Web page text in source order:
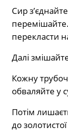
Сир
перекласти
Далі
Кожну
обваляйте у
Потім
до